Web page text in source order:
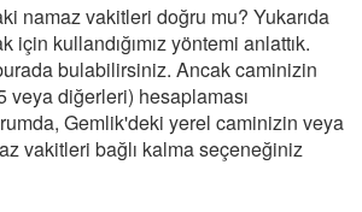
namaz vakitleri doğru mu? Yukarıda
için kullandığımız yöntemi anlattık.
bulabilirsiniz. Ancak caminizin
veya diğerleri) hesaplaması
Gemlik'deki yerel caminizin veya
vakitleri bağlı kalma seçeneğiniz